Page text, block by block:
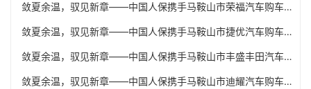
敛夏余温，驭见新章——中国人保携手马鞍山市荣福汽车购车嘉年华
敛夏余温，驭见新章——中国人保携手马鞍山市捷优汽车购车嘉年华
敛夏余温，驭见新章——中国人保携手马鞍山市丰盛丰田汽车购车嘉年华
敛夏余温，驭见新章——中国人保携手马鞍山市迪耀汽车购车嘉年华